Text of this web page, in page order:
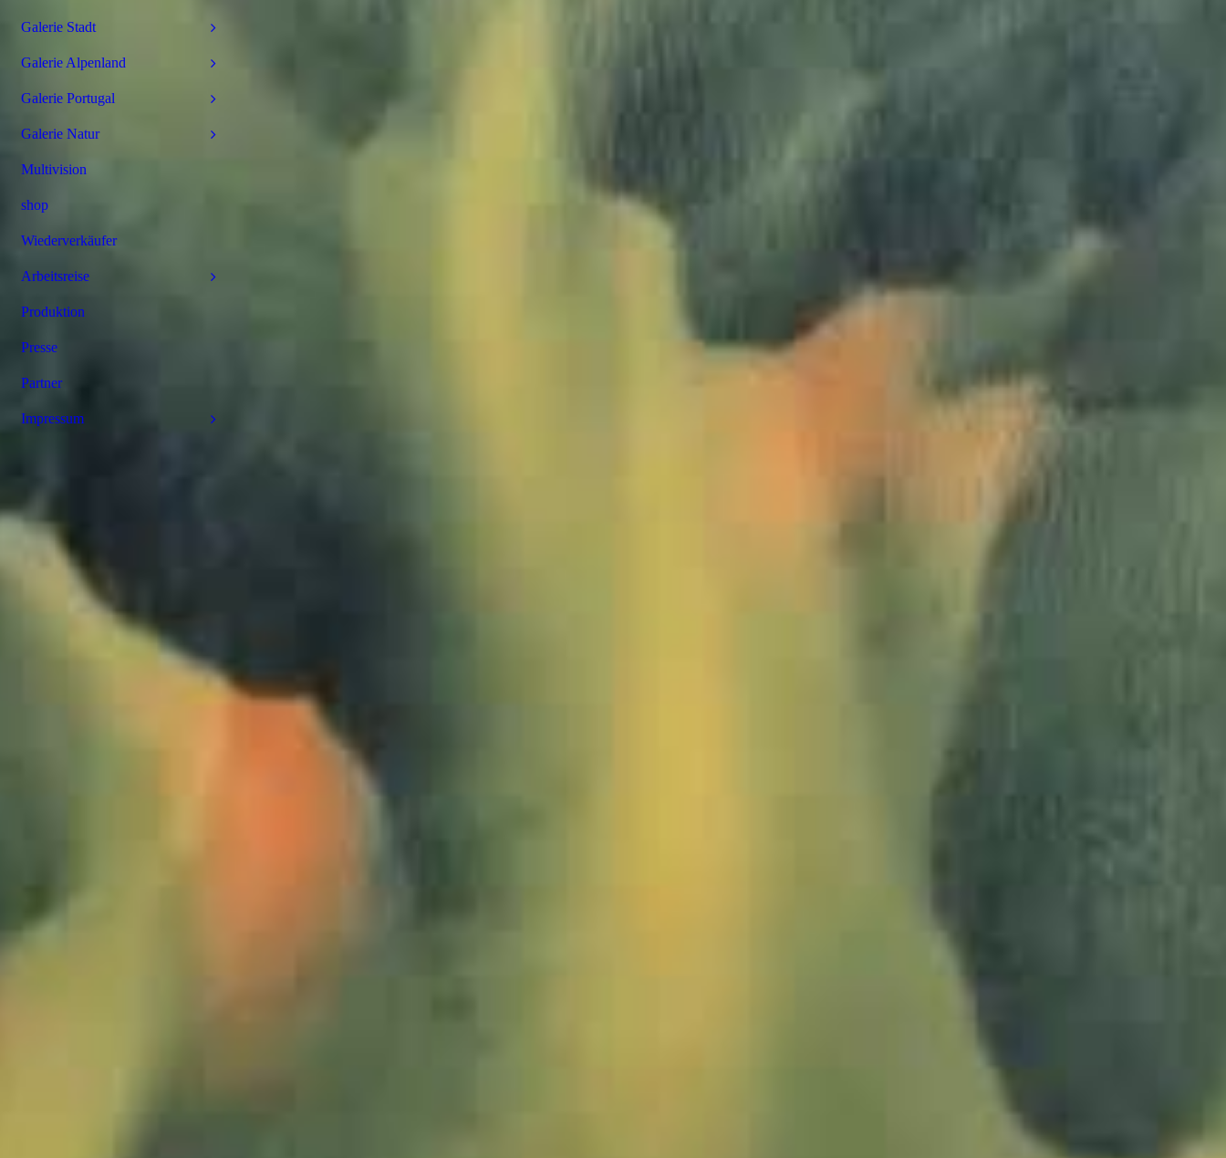
Galerie Stadt
Galerie Alpenland
Galerie Portugal
Galerie Natur
Multivision
shop
Wiederverkäufer
Arbeitsreise
Produktion
Presse
Partner
Impressum